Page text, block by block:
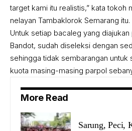
target kami itu realistis,” kata tokoh
nelayan Tambaklorok Semarang itu.
Untuk setiap bacaleg yang diajukan
Bandot, sudah diseleksi dengan
sehingga tidak sembarangan untuk
kuota masing-masing parpol
More Read
Sarung, Peci,